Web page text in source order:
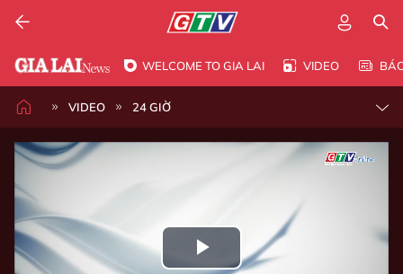
WELCOME TO GIA LAI VIDEO
VIDEO 24 GIỜ
Play